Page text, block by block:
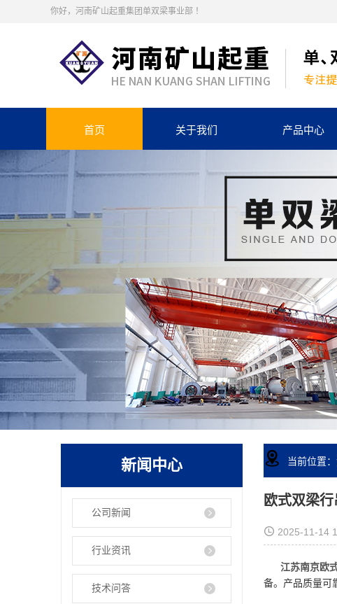
你好，河南矿山起重集团单双梁事业部 ！
首页 关于我们 产品中心
新闻中心
公司新闻
行业资讯
技术问答
当前位置：
欧式双梁
2025-11-14
江苏南京欧
备。产品质量可